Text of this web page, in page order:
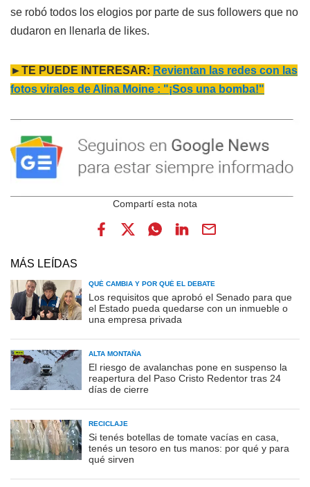
se robó todos los elogios por parte de sus followers que no
dudaron en llenarla de likes.
►TE PUEDE INTERESAR: Revientan las redes con las
fotos virales de Alina Moine : "¡Sos una bomba!"
MÁS LEÍDAS
QUÉ CAMBIA Y POR QUÉ EL DEBATE
Los requisitos que aprobó el Senado para que
el Estado pueda quedarse con un inmueble o
una empresa privada
ALTA MONTAÑA
El riesgo de avalanchas pone en suspenso la
reapertura del Paso Cristo Redentor tras 24
días de cierre
RECICLAJE
Si tenés botellas de tomate vacías en casa,
tenés un tesoro en tus manos: por qué y para
qué sirven